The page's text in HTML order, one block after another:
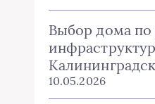
Выбор дома по
10.05.2026